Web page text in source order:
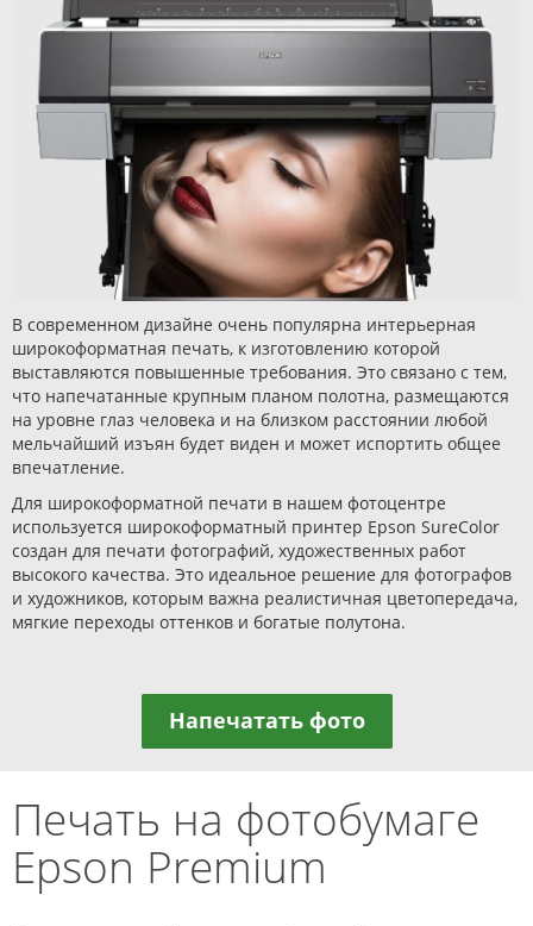
В современном дизайне очень популярна интерьерная
широкоформатная печать, к изготовлению которой
выставляются повышенные требования. Это связано с тем,
что напечатанные крупным планом полотна, размещаются
на уровне глаз человека и на близком расстоянии любой
мельчайший изъян будет виден и может испортить общее
впечатление.
Для широкоформатной печати в нашем фотоцентре
используется широкоформатный принтер Epson SureColor
создан для печати фотографий, художественных работ
высокого качества. Это идеальное решение для фотографов
и художников, которым важна реалистичная цветопередача,
мягкие переходы оттенков и богатые полутона.
Напечатать фото
Печать на фотобумаге
Epson Premium